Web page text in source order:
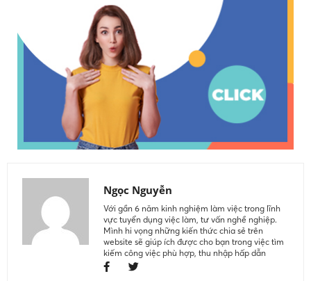
Ngọc Nguyễn
Với gần 6 năm kinh nghiệm làm việc trong lĩnh
vực tuyển dụng việc làm, tư vấn nghề nghiệp.
Mình hi vọng những kiến thức chia sẻ trên
website sẽ giúp ích được cho bạn trong việc tìm
kiếm công việc phù hợp, thu nhập hấp dẫn